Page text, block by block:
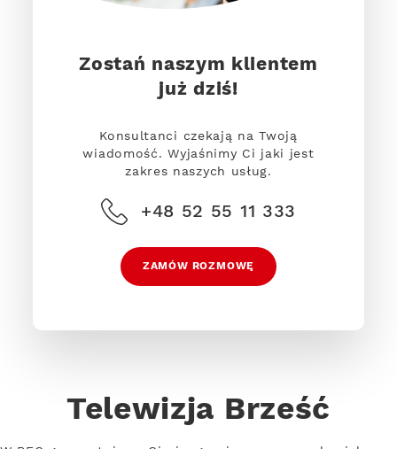
Zostań naszym klientem
już dziś!
Konsultanci czekają na Twoją
wiadomość. Wyjaśnimy Ci jaki jest
zakres naszych usług.
+48 52 55 11 333
ZAMÓW ROZMOWĘ
Telewizja Brześć